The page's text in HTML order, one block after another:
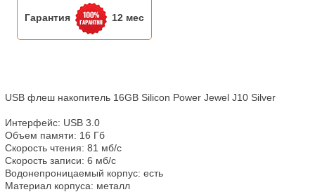
Гарантия 12 мес
USB флеш накопитель 16GB Silicon Power Jewel J10 Silver
Интерфейс: USB 3.0
Объем памяти: 16 Гб
Скорость чтения: 81 мб/с
Скорость записи: 6 мб/с
Водонепроницаемый корпус: есть
Материал корпуса: металл